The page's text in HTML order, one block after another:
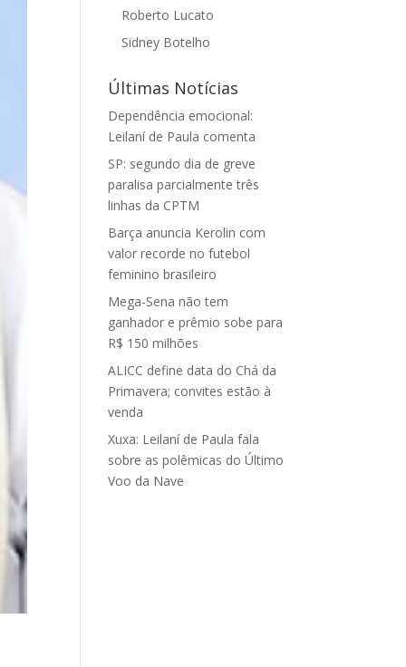
Roberto Lucato
Sidney Botelho
Últimas Notícias
Dependência emocional:
Leilaní de Paula comenta
SP: segundo dia de greve
paralisa parcialmente três
linhas da CPTM
Barça anuncia Kerolin com
valor recorde no futebol
feminino brasileiro
Mega-Sena não tem
ganhador e prêmio sobe para
R$ 150 milhões
ALICC define data do Chá da
Primavera; convites estão à
venda
Xuxa: Leilaní de Paula fala
sobre as polêmicas do Último
Voo da Nave